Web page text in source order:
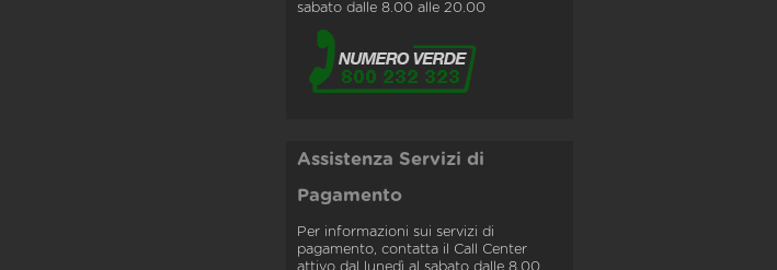
sabato dalle 8.00 alle 20.00
Assistenza Servizi di
Pagamento
Per informazioni sui servizi di
pagamento, contatta il Call Center